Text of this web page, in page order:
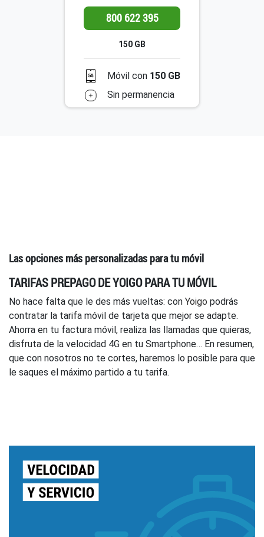
800 622 395
150 GB
Móvil con 150 GB
Sin permanencia
Las opciones más personalizadas para tu móvil
TARIFAS PREPAGO DE YOIGO PARA TU MÓVIL
No hace falta que le des más vueltas: con Yoigo podrás
contratar la tarifa móvil de tarjeta que mejor se adapte.
Ahorra en tu factura móvil, realiza las llamadas que quieras,
disfruta de la velocidad 4G en tu Smartphone… En resumen,
que con nosotros no te cortes, haremos lo posible para que
le saques el máximo partido a tu tarifa.